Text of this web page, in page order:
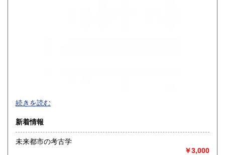
買取品目一覧
術・アート・建築・書道・理工学・東洋医学・ビジネス書・
武道・山岳・オカルト・幻想文学・サブカルチャー・70年
代、80年代アイドル・アニメ・漫画・雑誌・アダルト・マニ
続きを読む
新着情報
未来都市の考古学
￥3,000